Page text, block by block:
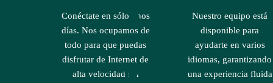
Conéctate en sólo unos
días. Nos ocupamos de
todo para que puedas
disfrutar de Internet de
alta velocidad sin
Nuestro equipo está
disponible para
ayudarte en varios
idiomas, garantizando
una experiencia fluida